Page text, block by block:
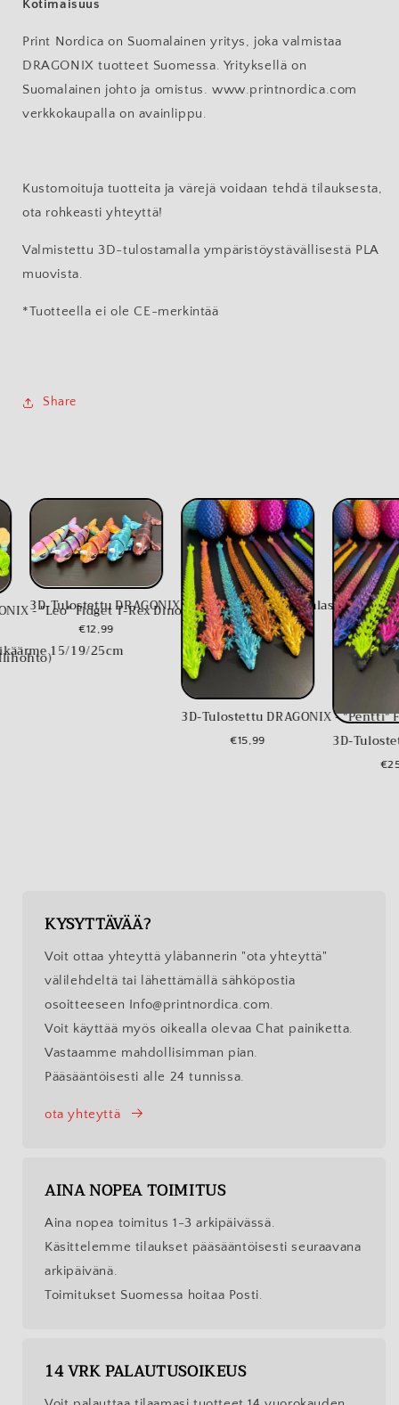
Kotimaisuus
Print Nordica on Suomalainen yritys, joka valmistaa
DRAGONIX tuotteet Suomessa. Yrityksellä on
Suomalainen johto ja omistus. www.printnordica.com
verkkokaupalla on avainlippu.
Kustomoituja tuotteita ja värejä voidaan tehdä tilauksesta,
ota rohkeasti yhteyttä!
Valmistettu 3D-tulostamalla ympäristöystävällisestä PLA
muovista.
*Tuotteella ei ole CE-merkintää
Share
15/19/25cm
"Leo" Fidget T-Rex Dinosaurus 5/9/13/17cm
3D-Tulostettu DRAGONIX - "Onni" Fidget Sarvivalas
€12,99
3D-Tulostettu DRAGONIX - "Pentti"
€15,99 3D-Tulostettu
€25,99
KYSYTTÄVÄÄ?
Voit ottaa yhteyttä yläbannerin "ota yhteyttä"
välilehdeltä tai lähettämällä sähköpostia
osoitteeseen Info@printnordica.com.
Voit käyttää myös oikealla olevaa Chat painiketta.
Vastaamme mahdollisimman pian.
Pääsääntöisesti alle 24 tunnissa.
ota yhteyttä
AINA NOPEA TOIMITUS
Aina nopea toimitus 1-3 arkipäivässä.
Käsittelemme tilaukset pääsääntöisesti seuraavana
arkipäivänä.
Toimitukset Suomessa hoitaa Posti.
14 VRK PALAUTUSOIKEUS